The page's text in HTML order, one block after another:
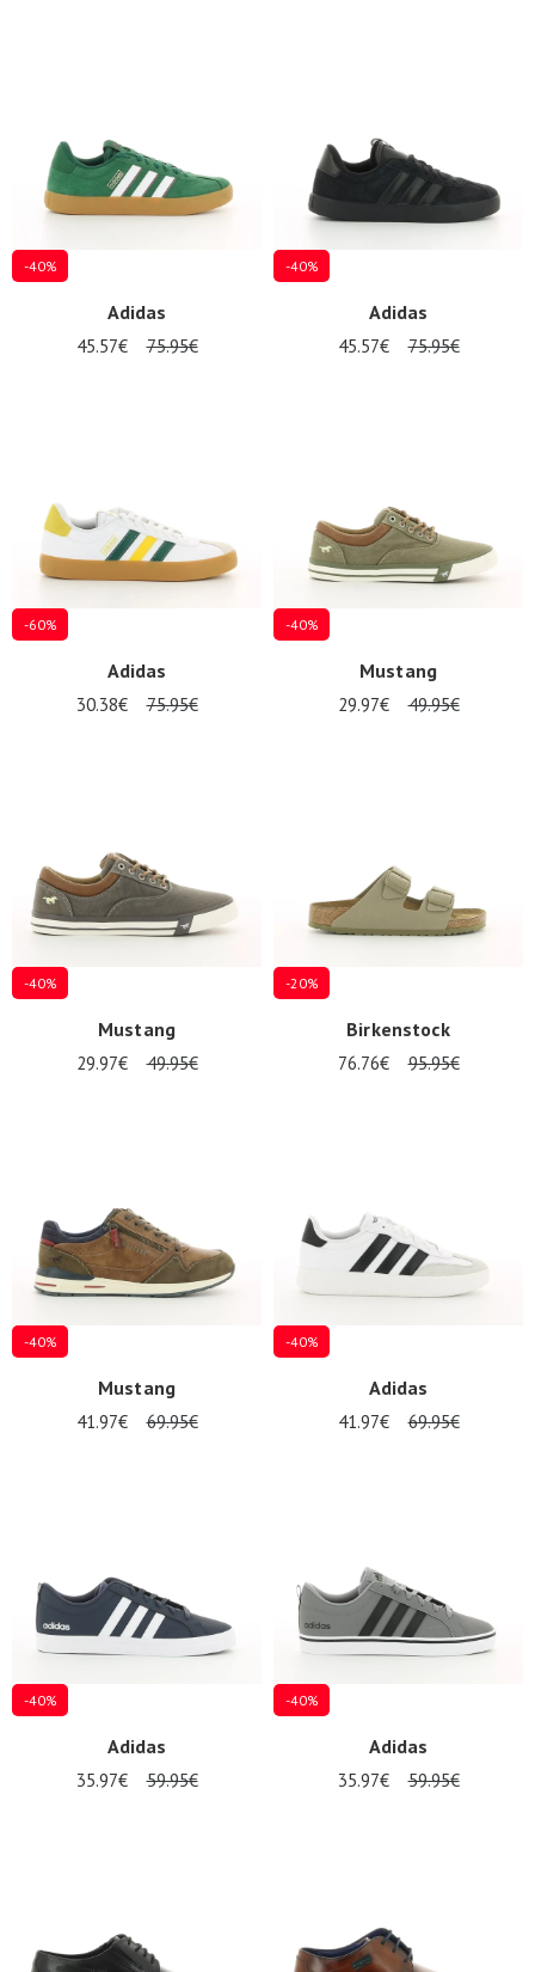
-40%
Adidas
45.57€ 75.95€
-40%
Adidas
45.57€ 75.95€
-60%
Adidas
30.38€ 75.95€
-40%
Mustang
29.97€ 49.95€
-40%
Mustang
29.97€ 49.95€
-20%
Birkenstock
76.76€ 95.95€
-40%
Mustang
41.97€ 69.95€
-40%
Adidas
41.97€ 69.95€
-40%
Adidas
35.97€ 59.95€
-40%
Adidas
35.97€ 59.95€